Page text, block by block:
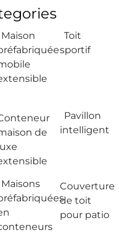
Maison
Toit
sportif
de
Pavillon
intelligent
Maisons
Couverture
de toit
pour patio